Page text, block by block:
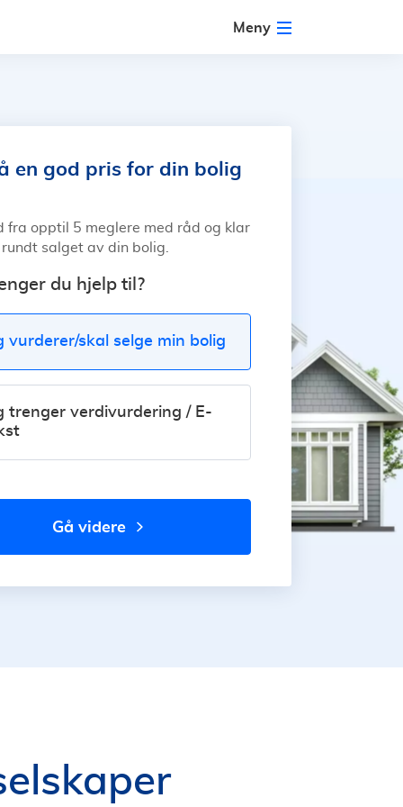
Meny
en god pris for din bolig
fra opptil 5 meglere med råd og klar
salget av din bolig.
du hjelp til?
vurderer/skal selge min bolig
trenger verdivurdering / E-
gå videre